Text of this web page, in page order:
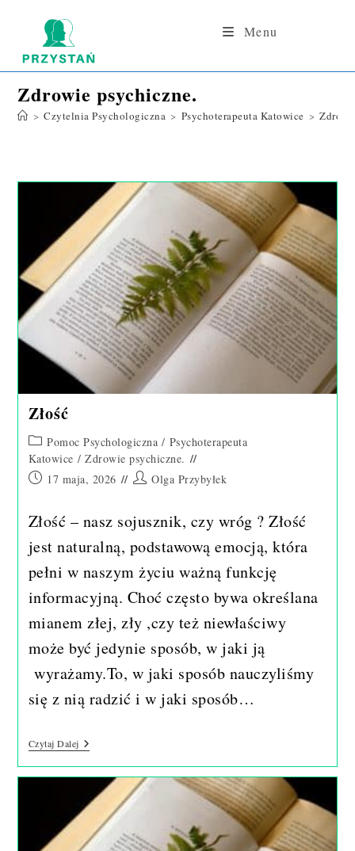
Menu
Zdrowie psychiczne.
> Czytelnia Psychologiczna > Psychoterapeuta Katowice >
Złość
Post
category:
Pomoc Psychologiczna / Psychoterapeuta
Katowice / Zdrowie psychiczne.
Post 17 maja, 2026
PostOlga Przybyłek
Złość – nasz sojusznik, czy wróg ? Złość
jest naturalną, podstawową emocją, która
pełni w naszym życiu ważną funkcję
informacyjną. Choć często bywa określana
mianem złej, zły ,czy też niewłaściwy
może być jedynie sposób, w jaki ją
wyrażamy.To, w jaki sposób nauczyliśmy
się z nią radzić i w jaki sposób…
Czytaj DalejZłość